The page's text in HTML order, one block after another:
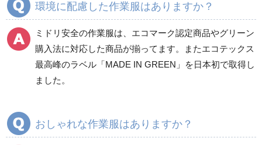
ワークパンツ
春夏ワークパンツ作業
ズボン
秋冬ワークパンツ作業
ズボン
カーゴパンツ
春夏カーゴパンツ作業
ズボン
ズボン
環境に配慮した作業服はありますか？
ミドリ安全の作業服は、エコマーク認定商品やグリーン
購入法に対応した商品が揃ってます。またエコテックス
最高峰のラベル「MADE IN GREEN」を日本初で取得し
ました。
おしゃれな作業服はありますか？